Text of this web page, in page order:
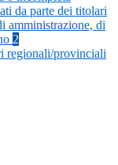
da parte dei titolari
amministrazione, di
2
regionali/provinciali